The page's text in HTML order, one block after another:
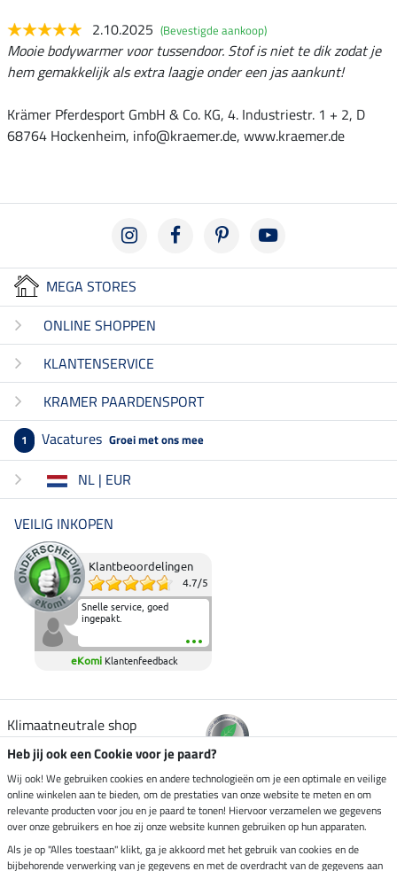
2.10.2025 (Bevestigde aankoop)
Mooie bodywarmer voor tussendoor. Stof is niet te dik zodat je
hem gemakkelijk als extra laagje onder een jas aankunt!
Krämer Pferdesport GmbH & Co. KG, 4. Industriestr. 1 + 2, D
68764 Hockenheim, info@kraemer.de, www.kraemer.de
MEGA STORES
ONLINE SHOPPEN
KLANTENSERVICE
KRAMER PAARDENSPORT
1 Vacatures Groei met ons mee
NL | EUR
VEILIG INKOPEN
Klantbeoordelingen
4.7/5
Snelle service, goed
ingepakt.
eKomi Klantenfeedback
Klimaatneutrale shop
Verzending per
Veilig betalen met
Heb jij ook een Cookie voor je paard?
Wij ook! We gebruiken cookies en andere technologieën om je een optimale en veilige
online winkelen aan te bieden, om de prestaties van onze website te meten en om
relevante producten voor jou en je paard te tonen! Hiervoor verzamelen we gegevens
over onze gebruikers en hoe zij onze website kunnen gebruiken op hun apparaten.
Als je op "Alles toestaan" klikt, ga je akkoord met het gebruik van cookies en de
bijbehorende verwerking van je gegevens en met de overdracht van de gegevens aan